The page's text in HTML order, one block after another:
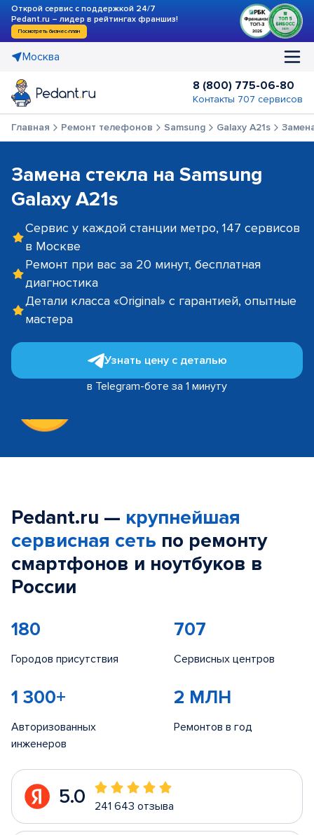
Открой сервис с поддержкой 24/7
Pedant.ru – лидер в рейтингах франшиз!
Посмотреть бизнес-план
Москва
8 (800) 775-06-80
Контакты 707 сервисов
Главная Ремонт телефонов Samsung Galaxy A21s
Замена стекла на Samsung
Galaxy A21s
Сервис у каждой станции метро, 147 сервисов
в Москве
Ремонт при вас за 20 минут, бесплатная
диагностика
Детали класса «Original» с гарантией, опытные
мастера
Узнать цену с деталью
в Telegram-боте за 1 минуту
Pedant.ru — крупнейшая
сервисная сеть по ремонту
смартфонов и ноутбуков в
России
180
Городов присутствия
707
Сервисных центров
1 300+
Авторизованных
инженеров
2 МЛН
Ремонтов в год
5.0 241 643 отзыва